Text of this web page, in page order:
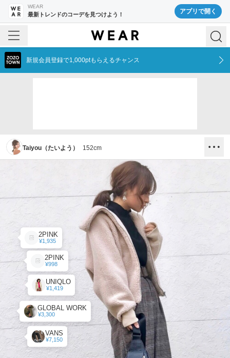
WEAR
最新トレンドのコーデを見つけよう！ アプリで開く
新規会員登録で1,000ptもらえるチャンス
Taiyou（たいよう） 152cm
2PINK
¥1,935
2PINK
¥998
UNIQLO
¥1,419
GLOBAL WORK
¥3,300
VANS
¥7,150